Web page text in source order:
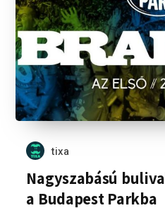
tixa
Nagyszabású
a Budapest Parkba